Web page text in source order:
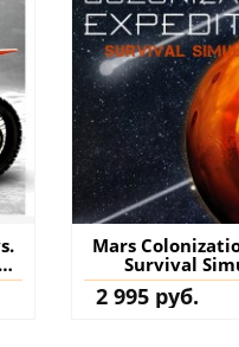
Mars
Survival
(Турция)
2 995 руб.